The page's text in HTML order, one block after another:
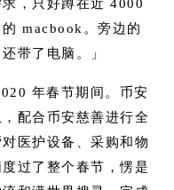
，只好蹲在近 4000
macbook。旁边的
带了电脑。」
年春节期间。币安
配合币安慈善进行全
医护设备、采购和物
过了整个春节，愣是